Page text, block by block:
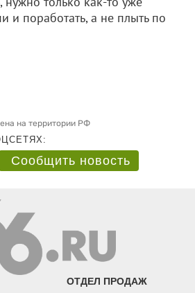
и поработать, а не плыть по
на территории РФ
Сообщить новость
ОТДЕЛ ПРОДАЖ